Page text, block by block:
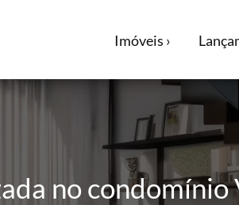
Imóveis ›
no